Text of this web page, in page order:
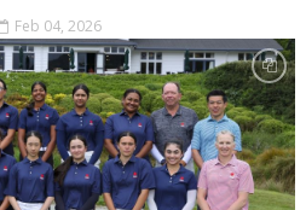
Feb 04, 2026